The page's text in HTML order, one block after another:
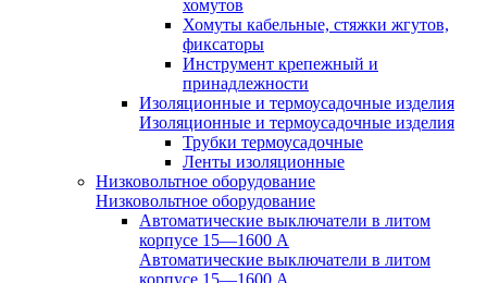
хомутов
Хомуты кабельные, стяжки жгутов,
фиксаторы
Инструмент крепежный и
принадлежности
Изоляционные и термоусадочные изделия
Изоляционные и термоусадочные изделия
Трубки термоусадочные
Ленты изоляционные
Низковольтное оборудование
Низковольтное оборудование
Автоматические выключатели в литом
корпусе 15—1600 А
Автоматические выключатели в литом
корпусе 15—1600 А